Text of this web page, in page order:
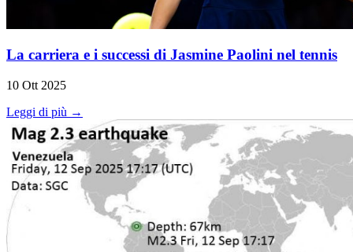
La carriera e i successi di Jasmine Paolini nel tennis
10 Ott 2025
Leggi di più →